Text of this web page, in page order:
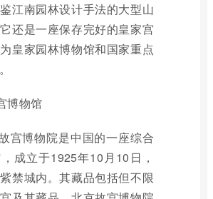
江南园林设计手法的大型山
还是一座保存完好的皇家宫
皇家园林博物馆和国家重点
博物馆
宫博物院是中国的一座综合
成立于1925年10月10日，
禁城内。其藏品包括但不限